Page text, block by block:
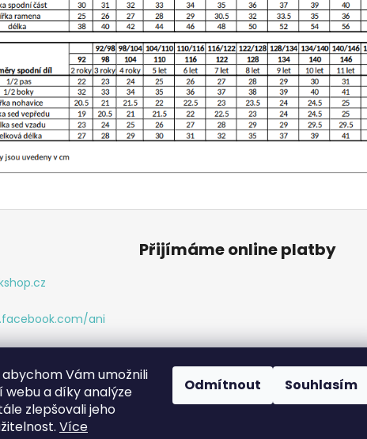
Vám umožnili
a díky analýze
zlepšovali jeho
Více
Odmítnout Souhlasím
ani
Přijímáme online platby